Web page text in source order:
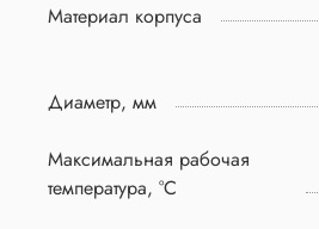
Материал корпуса
Диаметр, мм
Максимальная рабочая
температура, °C